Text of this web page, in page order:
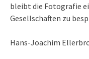
bleibt die Fotografie
Gesellschaften zu
Hans-Joachim